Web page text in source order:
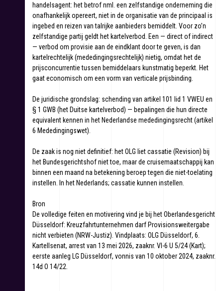
handelsagent: het betrof nml. een zelfstandige onderneming die
onafhankelijk opereert, niet in de organisatie van de principaal is
ingebed en reizen van talrijke aanbieders bemiddelt. Voor zo’n
zelfstandige partij geldt het kartelverbod. Een — direct of indirect
— verbod om provisie aan de eindklant door te geven, is dan
kartelrechtelijk (mededingingsrechtelijk) nietig, omdat het de
prijsconcurrentie tussen bemiddelaars kunstmatig beperkt. Het
gaat economisch om een vorm van verticale prijsbinding.
De juridische grondslag: schending van artikel 101 lid 1 VWEU en
§ 1 GWB (het Duitse kartelverbod) — bepalingen die hun directe
equivalent kennen in het Nederlandse mededingingsrecht (artikel
6 Mededingingswet).
De zaak is nog niet definitief: het OLG liet cassatie (Revision) bij
het Bundesgerichtshof niet toe, maar de cruisemaatschappij kan
binnen een maand na betekening beroep tegen die niet-toelating
instellen. In het Nederlands; cassatie kunnen instellen.
Bron
De volledige feiten en motivering vind je bij het Oberlandesgericht
Düsseldorf: Kreuzfahrtunternehmen darf Provisionsweitergabe
nicht verbieten (NRW-Justiz). Vindplaats: OLG Düsseldorf, 6.
Kartellsenat, arrest van 13 mei 2026, zaaknr. VI-6 U 5/24 (Kart);
eerste aanleg LG Düsseldorf, vonnis van 10 oktober 2024, zaaknr.
14d O 14/22.